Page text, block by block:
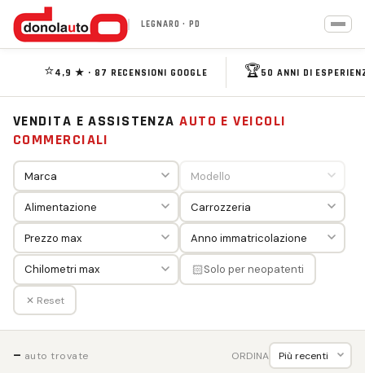
LEGNARO · PD
⭐4,9 ★ · 87 RECENSIONI GOOGLE 🏆50 ANNI DI
VENDITA E ASSISTENZAAUTO E VEICOLI
COMMERCIALI
🏻Solo per neopatenti
✕ Reset
— auto trovate ORDINA